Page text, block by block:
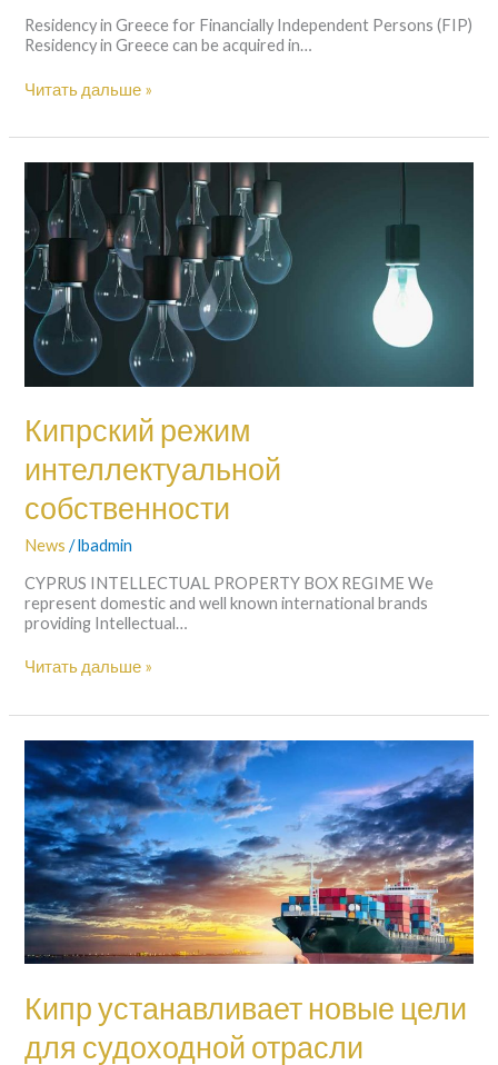
Residency in Greece for Financially Independent Persons (FIP)
Residency in Greece can be acquired in…
Читать дальше »
Кипрский режим
интеллектуальной
собственности
News /lbadmin
CYPRUS INTELLECTUAL PROPERTY BOX REGIME We
represent domestic and well known international brands
providing Intellectual…
Кипрский
режим
интеллектуальной
собственности
Читать дальше »
Кипр устанавливает новые цели
для судоходной отрасли
устанавливает
новые
цели
для
судоходной
отрасли